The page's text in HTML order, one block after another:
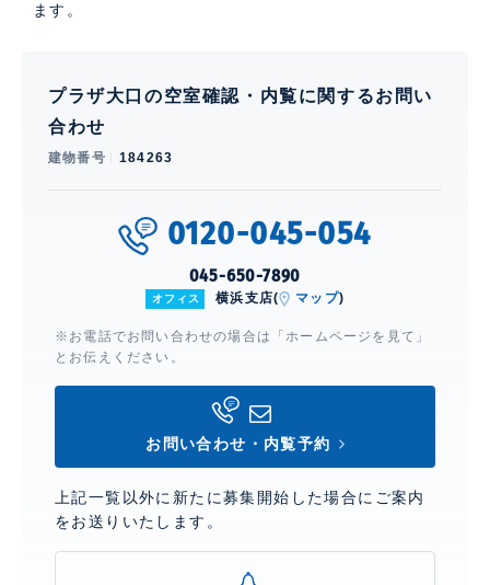
ます。
プラザ大口の空室確認・内覧に関するお問い
合わせ
建物番号 184263
0120-045-054
045-650-7890
オフィス 横浜支店( マップ)
※お電話でお問い合わせの場合は「ホームページを見て」
とお伝えください。
お問い合わせ・内覧予約
上記一覧以外に新たに募集開始した場合にご案内
をお送りいたします。